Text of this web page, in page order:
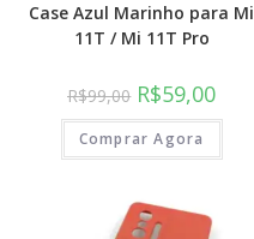
Case Azul Marinho para Mi
11T / Mi 11T Pro
R$99,00 R$59,00
Comprar Agora